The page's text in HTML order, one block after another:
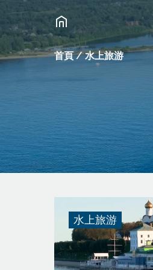
首頁 / 水上旅游
水上旅游